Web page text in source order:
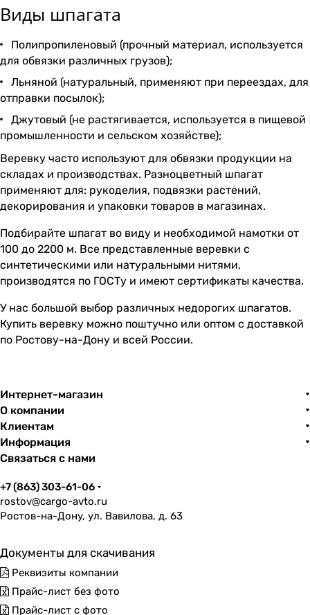
Виды шпагата
Полипропиленовый (прочный материал, используется
для обвязки различных грузов);
Льняной (натуральный, применяют при переездах, для
отправки посылок);
Джутовый (не растягивается, используется в пищевой
промышленности и сельском хозяйстве);
Веревку часто используют для обвязки продукции на
складах и производствах. Разноцветный шпагат
применяют для: рукоделия, подвязки растений,
декорирования и упаковки товаров в магазинах.
Подбирайте шпагат во виду и необходимой намотки от
100 до 2200 м. Все представленные веревки с
синтетическими или натуральными нитями,
производятся по ГОСТу и имеют сертификаты качества.
У нас большой выбор различных недорогих шпагатов.
Купить веревку можно поштучно или оптом с доставкой
по Ростову-на-Дону и всей России.
Интернет-магазин
О компании
Клиентам
Информация
Связаться с нами
+7 (863) 303-61-06
rostov@cargo-avto.ru
Ростов-на-Дону, ул. Вавилова, д. 63
Документы для скачивания
Реквизиты компании
Прайс-лист без фото
Прайс-лист с фото